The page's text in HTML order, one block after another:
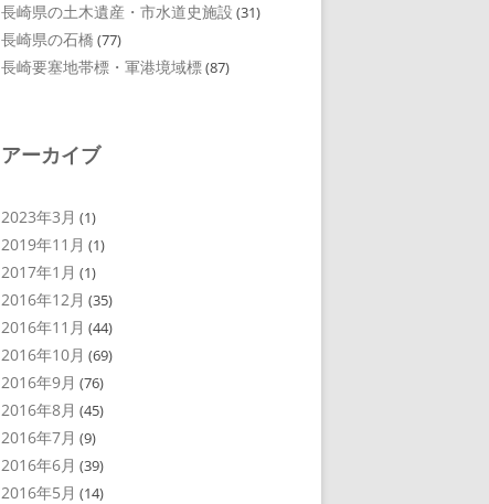
長崎県の土木遺産・市水道史施設 (31)
長崎県の石橋 (77)
長崎要塞地帯標・軍港境域標(87)
アーカイブ
2023年3月 (1)
2019年11月 (1)
2017年1月 (1)
2016年12月 (35)
2016年11月 (44)
2016年10月 (69)
2016年9月 (76)
2016年8月 (45)
2016年7月 (9)
2016年6月 (39)
2016年5月 (14)